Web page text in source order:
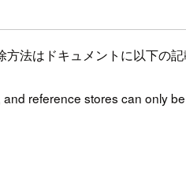
法はドキュメントに以下の記
reference stores can only